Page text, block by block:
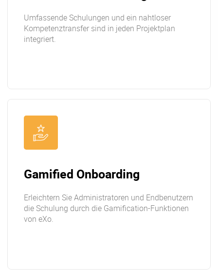
Umfassende Schulungen und ein nahtloser
Kompetenztransfer sind in jeden Projektplan
integriert.
Gamified Onboarding
Erleichtern Sie Administratoren und Endbenutzern
die Schulung durch die Gamification-Funktionen
von eXo.